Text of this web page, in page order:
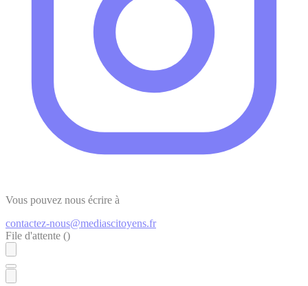
Vous pouvez nous écrire à
contactez-nous@mediascitoyens.fr
File d'attente ()